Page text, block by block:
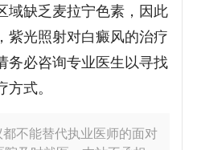
域缺乏麦拉宁色素，因此
紫光照射对白癜风的治疗
务必咨询专业医生以寻找
式。
不能替代执业医师的面对